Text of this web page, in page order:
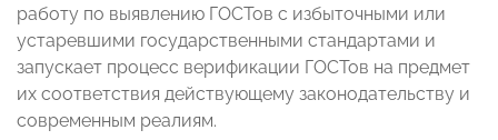
работу по выявлению ГОСТов с избыточными или
устаревшими государственными стандартами и
запускает процесс верификации ГОСТов на предмет
их соответствия действующему законодательству и
современным реалиям.